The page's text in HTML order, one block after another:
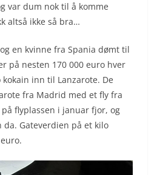
var dum nok til å komme
altså ikke så bra…
en kvinne fra Spania dømt til
på nesten 170 000 euro hver
inn til Lanzarote. De
fra Madrid med et fly fra
flyplassen i januar fjor, og
Gateverdien på et kilo